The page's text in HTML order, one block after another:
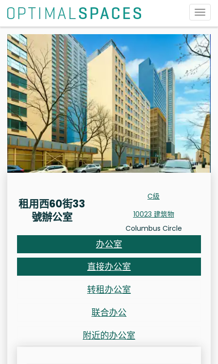
切
换
导
航
租用西60街33
號辦公室
C级
10023 建筑物
Columbus Circle
办公室
直接办公室
转租办公室
联合办公
附近的办公室